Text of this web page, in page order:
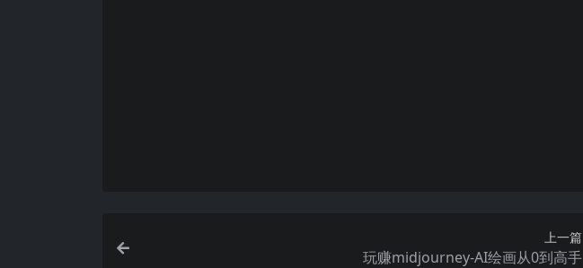
上一篇
玩赚midjourney-AI绘画从0到高手